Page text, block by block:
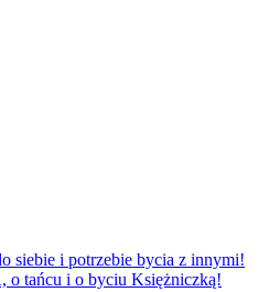
i potrzebie bycia z innymi!
tańcu i o byciu Księżniczką!